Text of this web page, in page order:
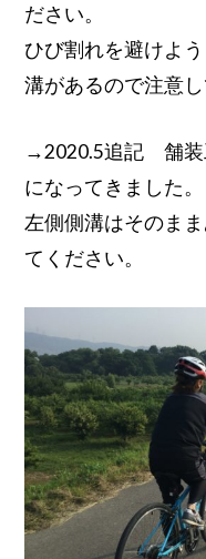
ださい。
ひび割れを避けよ
溝があるので注意し
→2020.5追記 舗装
になってきました。
左側側溝はそのま
てください。